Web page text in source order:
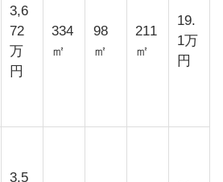
3,6
72
万
円
334
㎡
98
㎡
211
㎡
19.
1万
円
3,5